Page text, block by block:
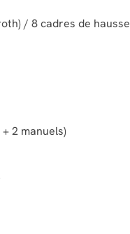
/ 8 cadres de hausse
2 manuels)